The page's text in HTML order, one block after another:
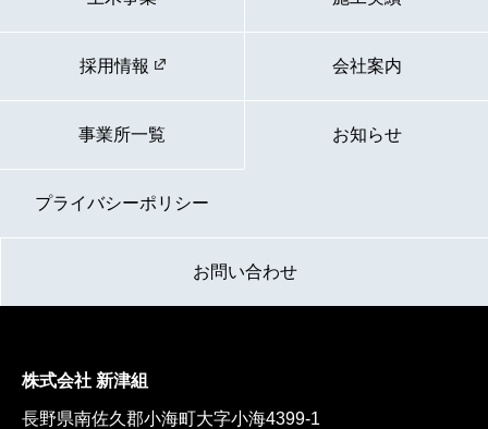
採用情報 会社案内
事業所一覧 お知らせ
プライバシーポリシー
お問い合わせ
株式会社 新津組
長野県南佐久郡小海町大字小海4399-1